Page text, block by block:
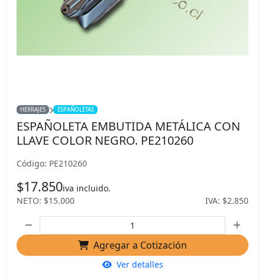
HERRAJES ESPAÑOLETAS
ESPAÑOLETA EMBUTIDA METÁLICA CON
LLAVE COLOR NEGRO. PE210260
Código: PE210260
$17.850iva incluido.
NETO: $15.000
IVA: $2.850
Agregar a Cotización
Ver detalles